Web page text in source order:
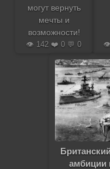
могут вернуть
мечты и
возможности!
👁️ 142 ❤️ 0 💬 0
👁️
амбиции